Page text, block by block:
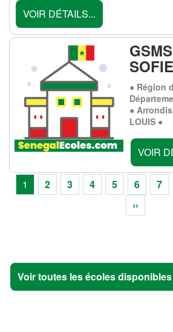
VOIR DÉTAILS...
● Région
●
LOUIS ●
VOIR
1 2 3 4 5 6 7
››
Voir toutes les écoles